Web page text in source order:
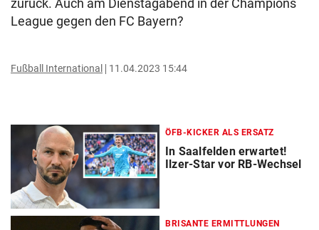
zurück. Auch am Dienstagabend in der Champions
League gegen den FC Bayern?
Fußball International 11.04.2023 15:44
ÖFB-KICKER ALS ERSATZ
In Saalfelden erwartet!
Ilzer-Star vor RB-Wechsel
BRISANTE ERMITTLUNGEN